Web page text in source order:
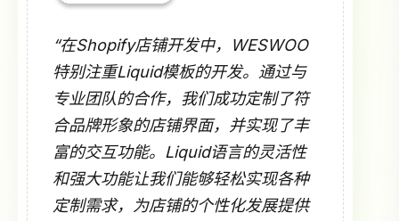
“在Shopify店铺开发中，WESWOO
特别注重Liquid模板的开发。通过与
专业团队的合作，我们成功定制了符
合品牌形象的店铺界面，并实现了丰
富的交互功能。Liquid语言的灵活性
和强大功能让我们能够轻松实现各种
定制需求，为店铺的个性化发展提供